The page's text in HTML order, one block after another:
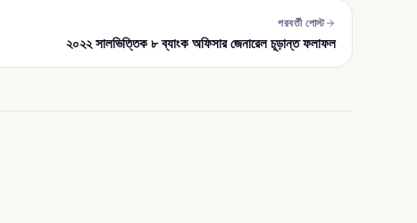
পরবর্তী পোস্ট
২০২২ সালভিত্তিক ৮ ব্যাংক অফিসার জেনারেল চূড়ান্ত ফলাফল